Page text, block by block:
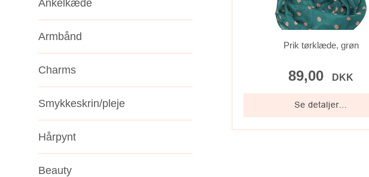
Ankelkæde
Armbånd
Charms
Smykkeskrin/pleje
Hårpynt
Beauty
Prik tørklæde, grøn
89,00 DKK